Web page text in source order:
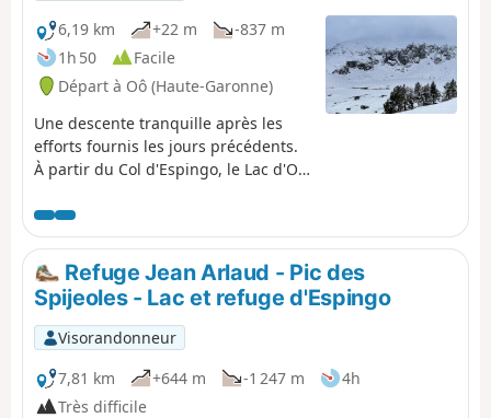
6,19 km
+22 m
-837 m
1h 50
Facile
Départ à Oô (Haute-Garonne)
Une descente tranquille après les
efforts fournis les jours précédents.
À partir du Col d'Espingo, le Lac d'Oô
long moment. Une fois au pont de
pierre, ne pas hésiter à faire le petit
crochet à l'auberge du Lac d'Oô d'où
on pourra profiter de la vue sur la
grande cascade qui nous fera oublier
un peu le cruel manque d'eau de
plus en plus évident. Le retour aux
Granges d'Astau termine
agréablement cette escapade dans
Refuge Jean Arlaud - Pic des
Spijeoles - Lac et refuge d'Espingo
Visorandonneur
7,81 km
+644 m -1 247 m
4h
Très difficile